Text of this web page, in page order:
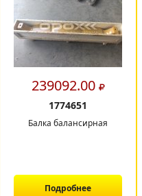
239092.00
1774651
Балка балансирная
Подробнее